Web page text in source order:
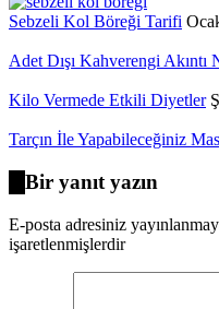
Sebzeli Kol Böreği Tarifi
Adet Dışı Kahverengi
Kilo Vermede Etkili Diyetler
Tarçın İle Yapabileceğiniz
Bir yanıt yazın
E-posta adresiniz
işaretlenmişlerdir